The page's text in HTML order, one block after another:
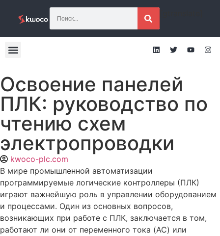
Освоение панелей
ПЛК: руководство по
чтению схем
электропроводки
kwoco-plc.com
В мире промышленной автоматизации
программируемые логические контроллеры (ПЛК)
играют важнейшую роль в управлении оборудованием
и процессами. Один из основных вопросов,
возникающих при работе с ПЛК, заключается в том,
работают ли они от переменного тока (AC) или